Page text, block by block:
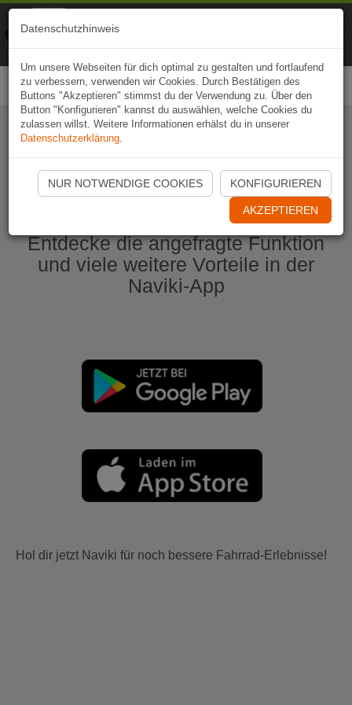
Naviki App jetzt öffnen
Entdecke die angefragte Funktion
und viele weitere Vorteile in der
Naviki-App
Hol dir jetzt Naviki für noch bessere Fahrrad-Erlebnisse!
Datenschutzhinweis
Um unsere Webseiten für dich optimal zu gestalten und fortlaufend
zu verbessern, verwenden wir Cookies. Durch Bestätigen des
Buttons "Akzeptieren" stimmst du der Verwendung zu. Über den
Button "Konfigurieren" kannst du auswählen, welche Cookies du
zulassen willst. Weitere Informationen erhälst du in unserer
Datenschutzerklärung.
NUR NOTWENDIGE COOKIES KONFIGURIEREN
AKZEPTIEREN
Naviki